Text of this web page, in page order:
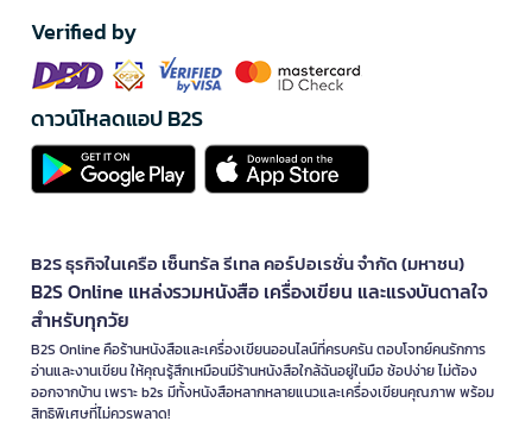
Verified by
ดาวน์โหลดแอป B2S
B2S ธุรกิจในเครือ เซ็นทรัล รีเทล คอร์ปอเรชั่น จำกัด (มหาชน)
B2S Online แหล่งรวมหนังสือ เครื่องเขียน และแรงบันดาลใจ
สำหรับทุกวัย
B2S Online คือร้านหนังสือและเครื่องเขียนออนไลน์ที่ครบครัน ตอบโจทย์คนรักการ
อ่านและงานเขียน ให้คุณรู้สึกเหมือนมีร้านหนังสือใกล้ฉันอยู่ในมือ ช้อปง่าย ไม่ต้อง
ออกจากบ้าน เพราะ b2s มีทั้งหนังสือหลากหลายแนวและเครื่องเขียนคุณภาพ พร้อม
สิทธิพิเศษที่ไม่ควรพลาด!